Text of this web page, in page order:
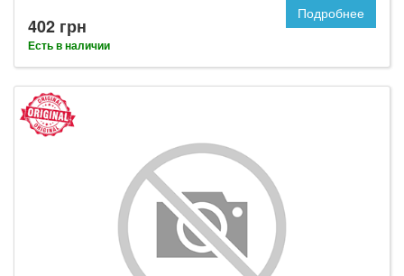
402 грн
Есть в наличии
Подробнее